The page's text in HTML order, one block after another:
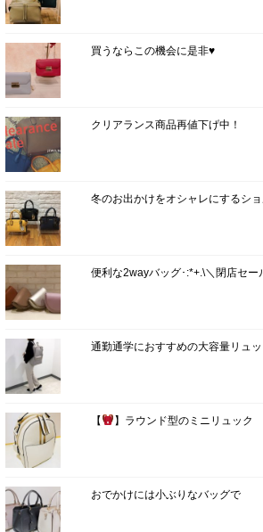
買うならこの機会に是非♥
クリアランス商品再値下げ中！
冬のお出かけをオシャレにするシ
便利な2wayバッグ･:*+.\＼閉店セー
通勤通学におすすめの大容量リュッ
【 】ラウンド型のミニリュック
おでかけには小ぶりなバッグで